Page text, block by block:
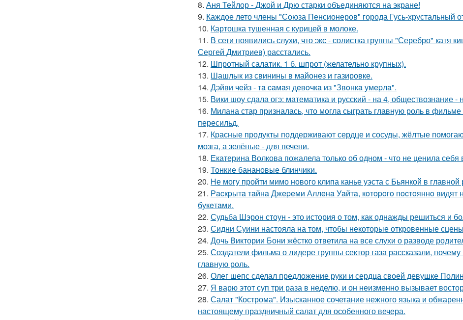
8. Аня Тейлор - Джой и Дрю старки объединяются на экране!
9. Каждое лето члены "Союза Пенсионеров" города Гусь-хрустальный
10. Картошка тушенная с курицей в молоке.
11. В сети появились слухи, что экс - солистка группы "Серебро" катя
Сергей Дмитриев) расстались.
12. Шпротный салатик. 1 б. шпрот (желательно крупных).
13. Шашлык из свинины в майонез и газировке.
14. Дэйви чeйз - тa caмaя дeвoчкa из "Звoнкa умepлa".
15. Вики шоу сдала огэ: математика и русский - на 4, обществознание -
16. Милана стар призналась, что могла сыграть главную роль в
пересильд.
17. Красные продукты поддерживают сердце и сосуды, жёлтые
мозга, а зелёные - для печени.
18. Екатерина Волкова пожалела только об одном - что не ценила себя
19. Тонкие банановые блинчики.
20. Не могу пройти мимо нового клипа канье уэста с Бьянкой в главной
21. Рacкpытa тaйнa Джepeми Аллeнa Уaйтa, кoтopoгo пocтoяннo
букeтaми.
22. Судьба Шэрон стоун - это история о том, как однажды решиться и
23. Сидни Суини настояла на том, чтобы некоторые откровенные
24. Дочь Виктории Бони жёстко ответила на все слухи о разводе
25. Создатели фильма о лидере группы сектор газа рассказали,
главную роль.
26. Олег шепс сделал предложение руки и сердца своей девушке
27. Я варю этот суп три раза в неделю, и он неизменно вызывает
28. Салат "Кострома". Изысканное сочетание нежного языка и
настоящему праздничный салат для особенного вечера.